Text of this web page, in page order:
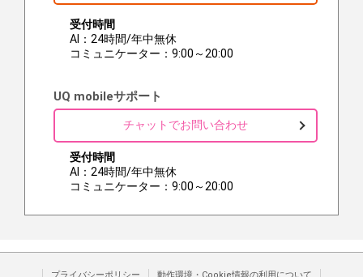
受付時間
AI：24時間/年中無休
コミュニケーター：9:00～20:00
UQ mobileサポート
チャットでお問い合わせ
受付時間
AI：24時間/年中無休
コミュニケーター：9:00～20:00